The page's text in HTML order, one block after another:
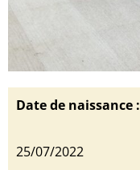
Date de naissance :
25/07/2022